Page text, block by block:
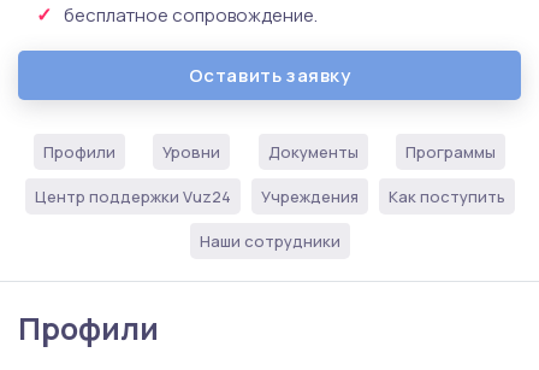
бесплатное сопровождение.
Оставить заявку
Профили Уровни Документы Программы
Центр поддержки Vuz24 Учреждения Как поступить
Наши сотрудники
Профили